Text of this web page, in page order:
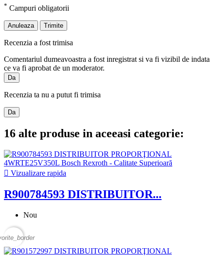
* Campuri obligatorii
Anuleaza Trimite
Recenzia a fost trimisa
Comentariul dumeavoastra a fost inregistrat si va fi vizibil de indata
ce va fi aprobat de un moderator.
Da
Recenzia ta nu a putut fi trimisa
Da
16 alte produse in aceeasi categorie:
 Vizualizare rapida
R900784593 DISTRIBUITOR...
Nou